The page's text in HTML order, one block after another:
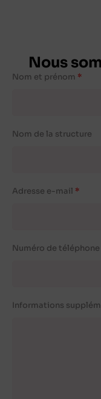
Nous
Nom et prénom
Nom de la structure
Adresse e-mail
Numéro de téléphone
Informations